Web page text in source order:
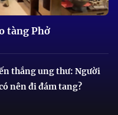
tàng Phở
thắng ung thư: Người
nên đi đám tang?